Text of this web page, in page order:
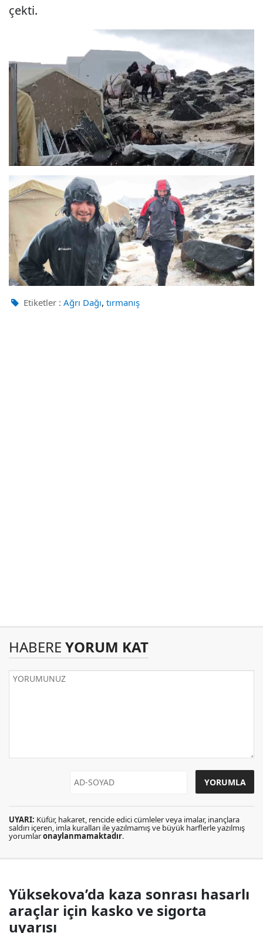
çekti.
Etiketler : Ağrı Dağı, tırmanış
HABERE YORUM KAT
UYARI: Küfür, hakaret, rencide edici cümleler veya imalar, inançlara
saldırı içeren, imla kuralları ile yazılmamış ve büyük harflerle yazılmış
yorumlaronaylanmamaktadır.
Yüksekova’da kaza sonrası hasarlı
araçlar için kasko ve sigorta
uyarısı